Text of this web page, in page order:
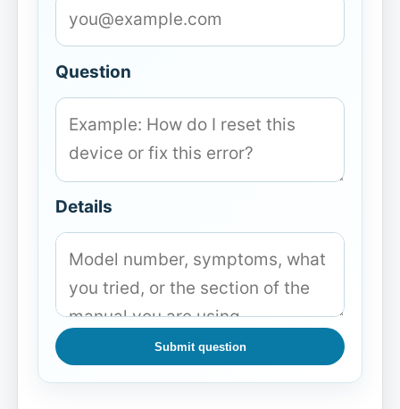
Question
Details
Submit question